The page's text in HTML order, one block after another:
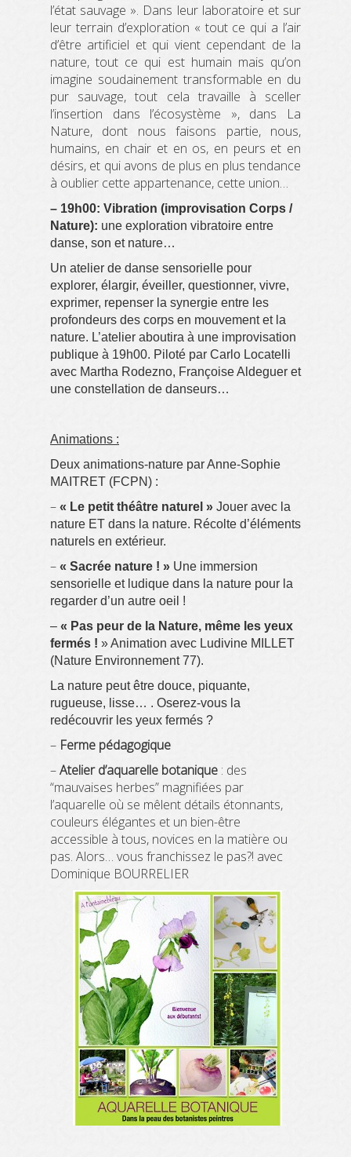
l’état sauvage ». Dans leur laboratoire et sur
leur terrain d’exploration « tout ce qui a l’air
d’être artificiel et qui vient cependant de la
nature, tout ce qui est humain mais qu’on
imagine soudainement transformable en du
pur sauvage, tout cela travaille à sceller
l’insertion dans l’écosystème », dans La
Nature, dont nous faisons partie, nous,
humains, en chair et en os, en peurs et en
désirs, et qui avons de plus en plus tendance
à oublier cette appartenance, cette union…
– 19h00: Vibration (improvisation Corps /
Nature): une exploration vibratoire entre
danse, son et nature…
Un atelier de danse sensorielle pour
explorer, élargir, éveiller, questionner, vivre,
exprimer, repenser la synergie entre les
profondeurs des corps en mouvement et la
nature. L’atelier aboutira à une improvisation
publique à 19h00. Piloté par Carlo Locatelli
avec Martha Rodezno, Françoise Aldeguer et
une constellation de danseurs…
Animations :
Deux animations-nature par Anne-Sophie
MAITRET (FCPN) :
– « Le petit théâtre naturel » Jouer avec la
nature ET dans la nature. Récolte d’éléments
naturels en extérieur.
– « Sacrée nature ! » Une immersion
sensorielle et ludique dans la nature pour la
regarder d’un autre oeil !
– « Pas peur de la Nature, même les yeux
fermés ! » Animation avec Ludivine MILLET
(Nature Environnement 77).
La nature peut être douce, piquante,
rugueuse, lisse… . Oserez-vous la
redécouvrir les yeux fermés ?
– Ferme pédagogique
–Atelier d’aquarelle botanique : des
“mauvaises herbes” magnifiées par
l’aquarelle où se mêlent détails étonnants,
couleurs élégantes et un bien-être
accessible à tous, novices en la matière ou
pas. Alors… vous franchissez le pas?! avec
Dominique BOURRELIER